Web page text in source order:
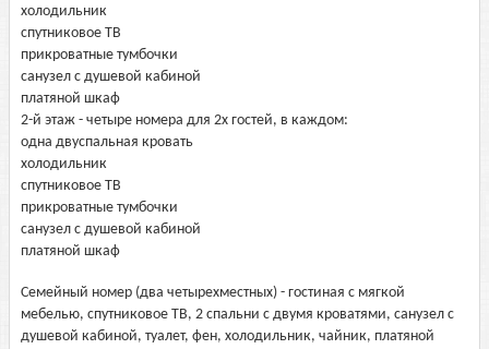
холодильник
спутниковое ТВ
прикроватные тумбочки
санузел с душевой кабиной
платяной шкаф
2-й этаж - четыре номера для 2х гостей, в каждом:
одна двуспальная кровать
холодильник
спутниковое ТВ
прикроватные тумбочки
санузел с душевой кабиной
платяной шкаф
Семейный номер (два четырехместных) - гостиная с мягкой
мебелью, спутниковое ТВ, 2 спальни с двумя кроватями, санузел с
душевой кабиной, туалет, фен, холодильник, чайник, платяной